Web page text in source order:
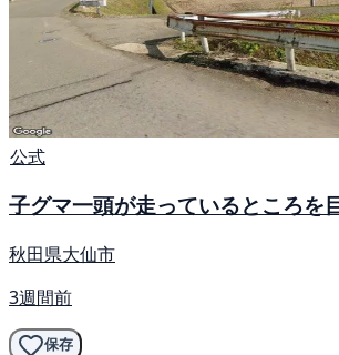
公式
子グマ一頭が走っているところを
秋田県大仙市
3週間前
保存